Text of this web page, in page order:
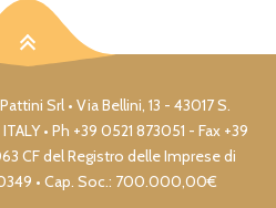
Srl • Via Bellini, 13 - 43017 S.
• Ph +39 0521 873051 - Fax +39
CF del Registro delle Imprese di
• Cap. Soc.: 700.000,00€